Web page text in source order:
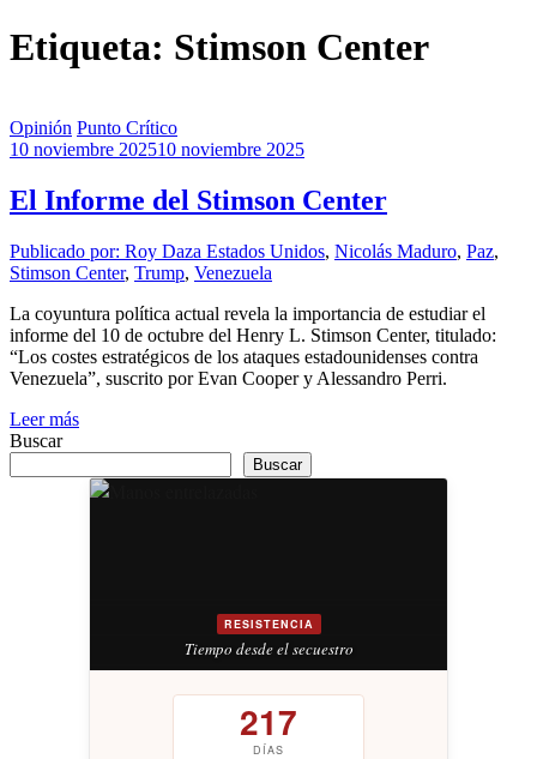
Etiqueta: Stimson Center
Opinión Punto Crítico
10 noviembre 202510 noviembre 2025
El Informe del Stimson Center
Publicado por: Roy Daza Estados Unidos, Nicolás Maduro, Paz,
Stimson Center, Trump, Venezuela
La coyuntura política actual revela la importancia de estudiar el
informe del 10 de octubre del Henry L. Stimson Center, titulado:
“Los costes estratégicos de los ataques estadounidenses contra
Venezuela”, suscrito por Evan Cooper y Alessandro Perri.
Leer más
Buscar
Buscar
RESISTENCIA
Tiempo desde el secuestro
217
DÍAS